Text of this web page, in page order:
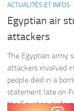
ACTUALITÉS ET INFOS
Egyptian air
attackers
The Egyptian army
attackers involved
people died in a
statement late on
the Egyptian air